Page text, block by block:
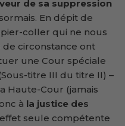
de sa suppression
En dépit de
coller qui ne nous
de circonstance ont
une Cour spéciale
titre III du titre II) –
Haute-Cour (jamais
à la justice des
effet seule compétente